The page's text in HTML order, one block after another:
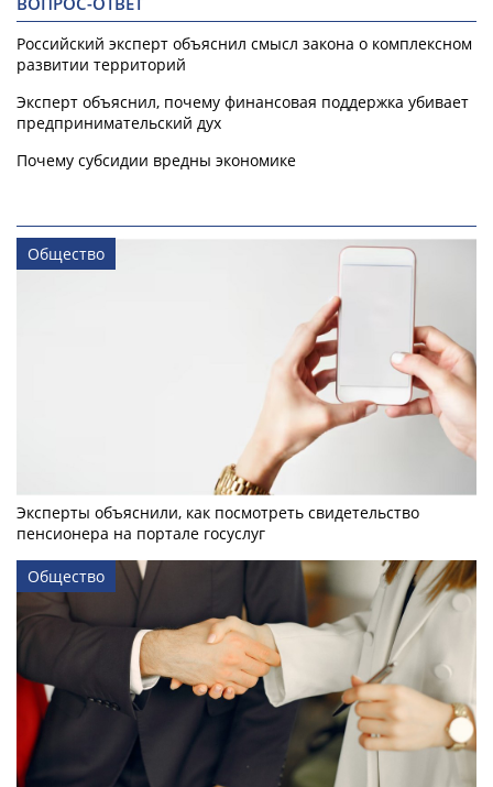
Российский эксперт объяснил смысл закона о комплексном
развитии территорий
Эксперт объяснил, почему финансовая поддержка убивает
предпринимательский дух
Почему субсидии вредны экономике
Общество
Эксперты объяснили, как посмотреть свидетельство
пенсионера на портале госуслуг
Общество